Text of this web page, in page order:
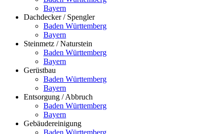
Bayern
Dachdecker / Spengler
Baden Württemberg
Bayern
Steinmetz / Naturstein
Baden Württemberg
Bayern
Gerüstbau
Baden Württemberg
Bayern
Entsorgung / Abbruch
Baden Württemberg
Bayern
Gebäudereinigung
Baden Württemberg